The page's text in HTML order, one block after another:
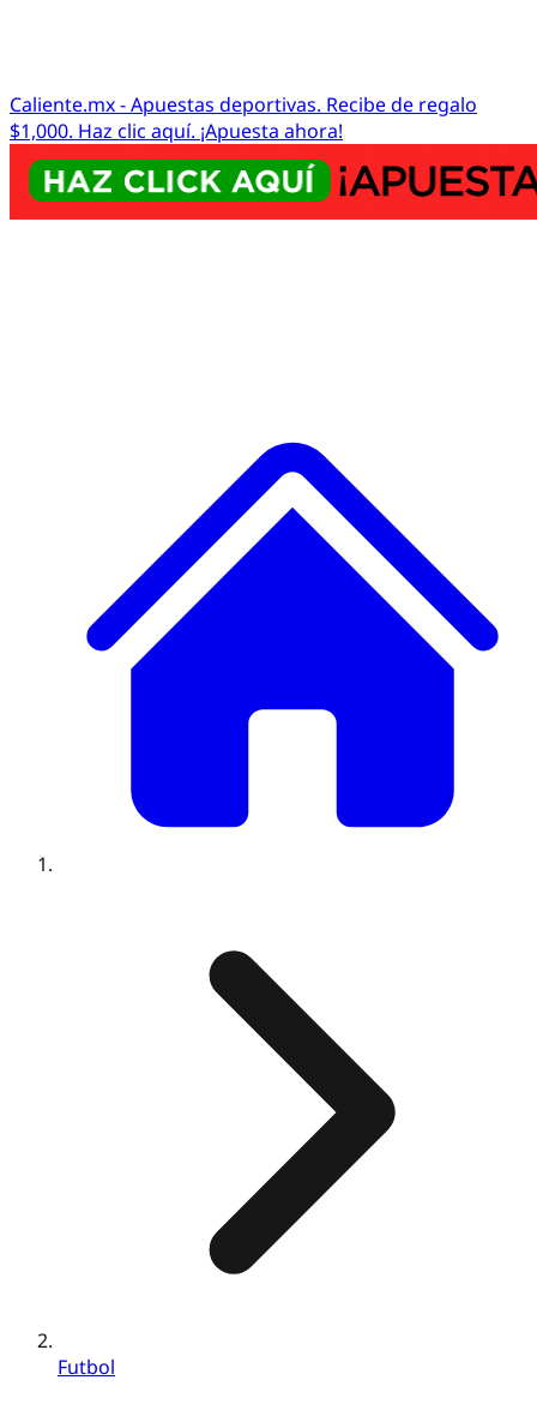
Caliente.mx - Apuestas deportivas. Recibe de regalo
$1,000. Haz clic aquí. ¡Apuesta ahora!
Futbol